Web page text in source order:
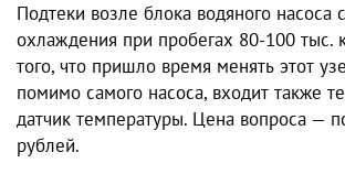
Подтеки возле блока водяного насоса
охлаждения при пробегах 80-100 тыс.
того, что пришло время менять этот
помимо самого насоса, входит также
датчик температуры. Цена вопроса —
рублей.